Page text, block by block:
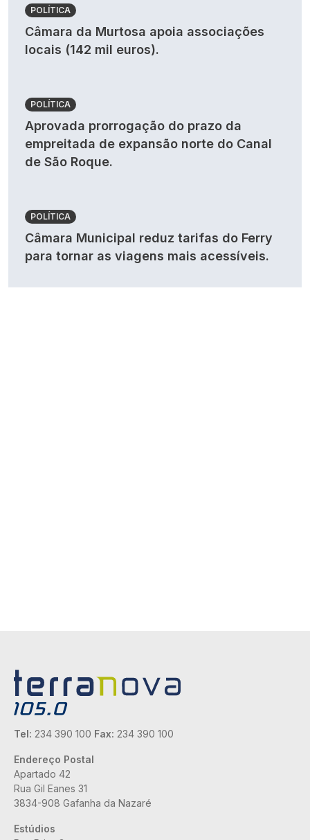
POLÍTICA
Câmara da Murtosa apoia associações
locais (142 mil euros).
POLÍTICA
Aprovada prorrogação do prazo da
empreitada de expansão norte do Canal
de São Roque.
POLÍTICA
Câmara Municipal reduz tarifas do Ferry
para tornar as viagens mais acessíveis.
Tel: 234 390 100 Fax: 234 390 100
Endereço Postal
Apartado 42
Rua Gil Eanes 31
3834-908 Gafanha da Nazaré
Estúdios